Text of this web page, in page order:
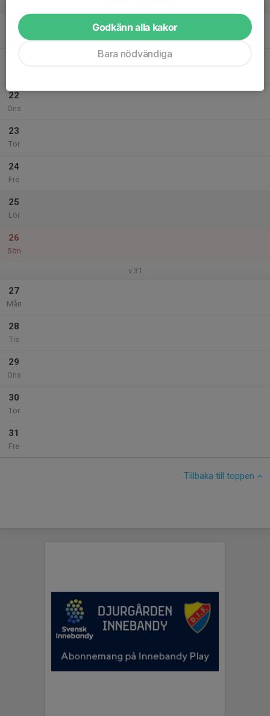
20
Mån
22
Ons
23
Tor
24
Fre
25
Lör
26
Sön
v.31
27
Mån
28
Tis
29
Ons
30
Tor
31
Fre
Tillbaka till toppen
Godkänn alla kakor
Bara nödvändiga